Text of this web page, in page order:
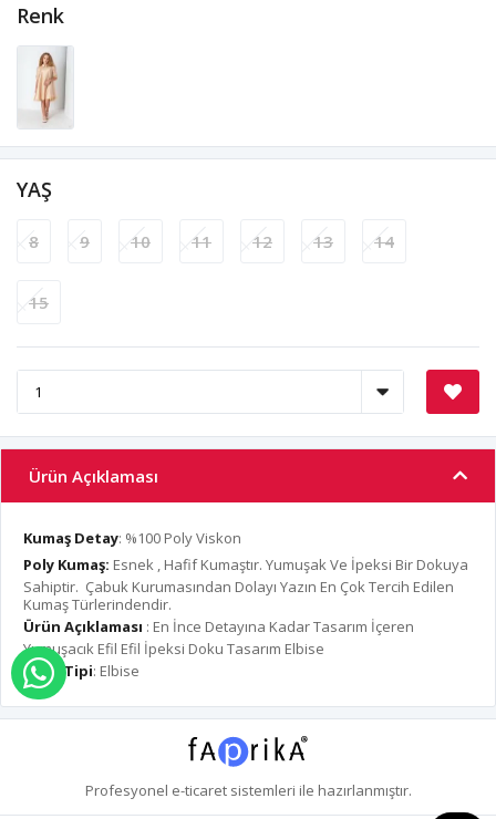
Renk
YAŞ
8 9 10 11 12 13 14
15
Ürün Açıklaması
Kumaş Detay: %100 Poly Viskon
Poly Kumaş: Esnek , Hafif Kumaştır. Yumuşak Ve İpeksi Bir Dokuya
Sahiptir. Çabuk Kurumasından Dolayı Yazın En Çok Tercih Edilen
Kumaş Türlerindendir.
Ürün Açıklaması : En İnce Detayına Kadar Tasarım İçeren
Yumuşacık Efil Efil İpeksi Doku Tasarım Elbise
Ürün Tipi: Elbise
Profesyonel e-ticaretsistemleri ile hazırlanmıştır.
WHATSAPP İLE SİPARİŞ VER